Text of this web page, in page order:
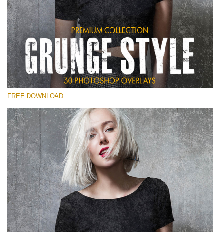
कृपया चुने
Free Photoshop Overlay
Small 800*533px
Grunge Style
(30 Overlays)
Entire Collection
(1783 Overlays)
Large 6000*4000px
मुफ्त डाउनलोड
FREE DOWNLOAD